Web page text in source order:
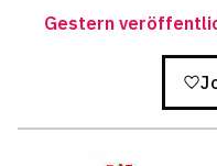
Gestern